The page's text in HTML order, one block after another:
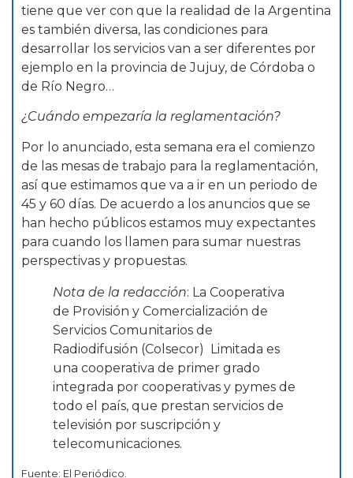
tiene que ver con que la realidad de la Argentina
es también diversa, las condiciones para
desarrollar los servicios van a ser diferentes por
ejemplo en la provincia de Jujuy, de Córdoba o
de Río Negro…
¿Cuándo empezaría la reglamentación?
Por lo anunciado, esta semana era el comienzo
de las mesas de trabajo para la reglamentación,
así que estimamos que va a ir en un periodo de
45 y 60 días. De acuerdo a los anuncios que se
han hecho públicos estamos muy expectantes
para cuando los llamen para sumar nuestras
perspectivas y propuestas.
Nota de la redacción: La Cooperativa
de Provisión y Comercialización de
Servicios Comunitarios de
Radiodifusión (Colsecor) Limitada es
una cooperativa de primer grado
integrada por cooperativas y pymes de
todo el país, que prestan servicios de
televisión por suscripción y
telecomunicaciones.
Fuente: El Periódico.